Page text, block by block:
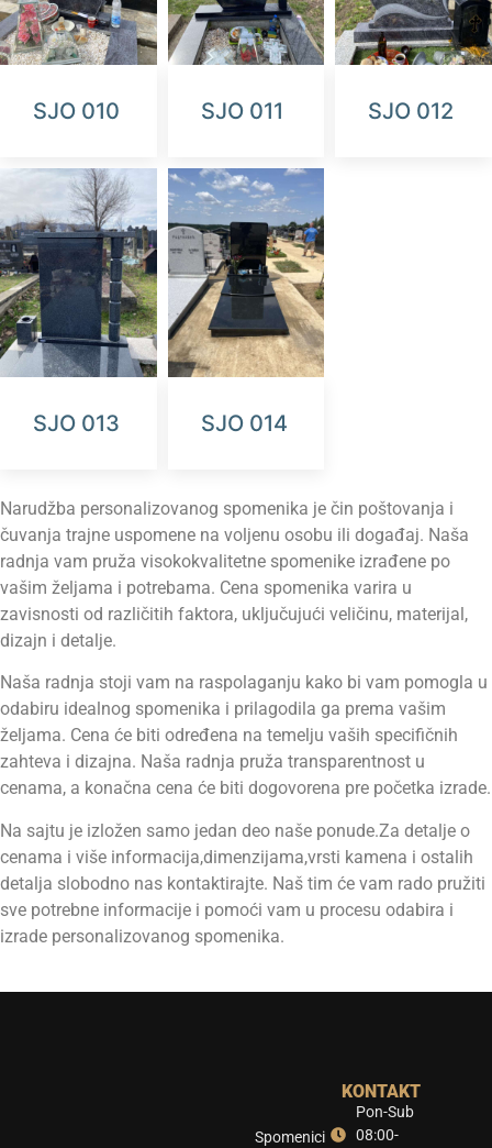
SJO 010 SJO 011 SJO 012
SJO 013 SJO 014
Narudžba personalizovanog spomenika je čin poštovanja i
čuvanja trajne uspomene na voljenu osobu ili događaj. Naša
radnja vam pruža visokokvalitetne spomenike izrađene po
vašim željama i potrebama. Cena spomenika varira u
zavisnosti od različitih faktora, uključujući veličinu, materijal,
dizajn i detalje.
Naša radnja stoji vam na raspolaganju kako bi vam pomogla u
odabiru idealnog spomenika i prilagodila ga prema vašim
željama. Cena će biti određena na temelju vaših specifičnih
zahteva i dizajna. Naša radnja pruža transparentnost u
cenama, a konačna cena će biti dogovorena pre početka izrade.
Na sajtu je izložen samo jedan deo naše ponude.Za detalje o
cenama i više informacija,dimenzijama,vrsti kamena i ostalih
detalja slobodno nas kontaktirajte. Naš tim će vam rado pružiti
sve potrebne informacije i pomoći vam u procesu odabira i
izrade personalizovanog spomenika.
Spomenici
KONTAKT
Pon-Sub
08:00-